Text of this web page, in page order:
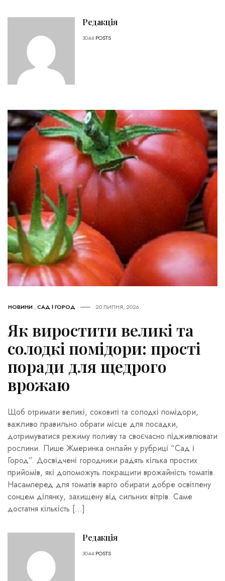
Редакція
3044 POSTS
НОВИНИ ,САД І ГОРОД 20 ЛИПНЯ, 2026
Як виростити великі та
солодкі помідори: прості
поради для щедрого
врожаю
Щоб отримати великі, соковиті та солодкі помідори,
важливо правильно обрати місце для посадки,
дотримуватися режиму поливу та своєчасно підживлювати
рослини. Пише Жмеринка онлайн у рубриці “Сад і
Город”. Досвідчені городники радять кілька простих
прийомів, які допоможуть покращити врожайність томатів.
Насамперед для томатів варто обирати добре освітлену
сонцем ділянку, захищену від сильних вітрів. Саме
достатня кількість […]
Редакція
3044 POSTS